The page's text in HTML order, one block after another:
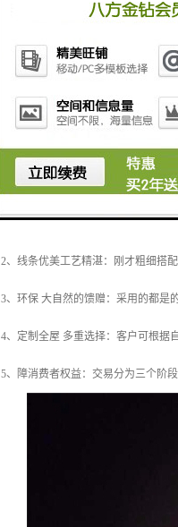
定制稻草人雕塑的优势：
1、原料：此工艺品采用的都是当年
2、线条优美工艺精湛：刚才粗细搭
3、环保 大自然的馈赠：采用的都是
4、定制全屋 多重选择：客户可根据
5、障消费者权益：交易分为三个阶